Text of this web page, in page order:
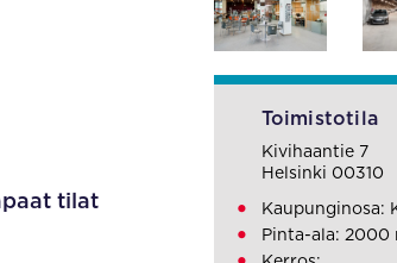
tilat
Toimistotila
Kivihaantie 7
Helsinki 00310
Kaupunginosa:
Pinta-ala: 2000